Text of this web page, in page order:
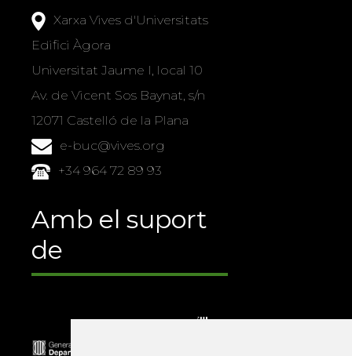
Xarxa Vives d'Universitats
Edifici Àgora
Universitat Jaume I, local 10
Av. de Vicent Sos Baynat, s/n
12071 Castelló de la Plana
e-buc@vives.org
+34 964 72 89 93
Amb el suport
de